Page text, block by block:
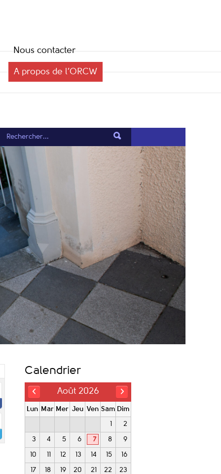
Nous contacter
A propos de l’ORCW
Calendrier
Août 2026
Lun Mar Mer Jeu Ven Sam Dim
1 2
3 4 5 6 7 8 9
10 11 12 13 14 15 16
17 18 19 20 21 22 23